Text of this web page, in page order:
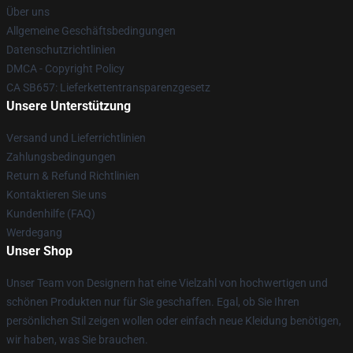
Über uns
Allgemeine Geschäftsbedingungen
Datenschutzrichtlinien
DMCA - Copyright Policy
CA SB657: Lieferkettentransparenzgesetz
Unsere Unterstützung
Versand und Lieferrichtlinien
Zahlungsbedingungen
Return & Refund Richtlinien
Kontaktieren Sie uns
Kundenhilfe (FAQ)
Werdegang
Unser Shop
Unser Team von Designern hat eine Vielzahl von hochwertigen und
schönen Produkten nur für Sie geschaffen. Egal, ob Sie Ihren
persönlichen Stil zeigen wollen oder einfach neue Kleidung benötigen,
wir haben, was Sie brauchen.